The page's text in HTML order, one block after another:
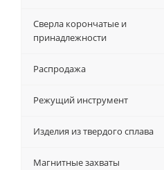
Сверла корончатые и
принадлежности
Распродажа
Режущий инструмент
Изделия из твердого сплава
Магнитные захваты